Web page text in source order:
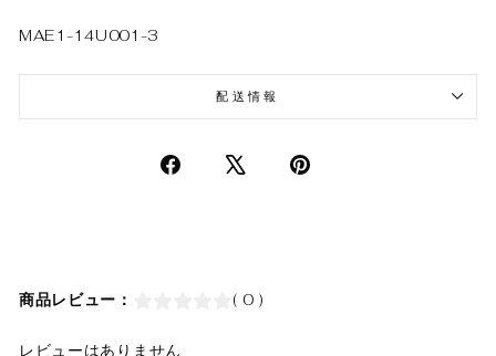
MAE1-14U001-3
配送情報
商品レビュー： ( 0 )
レビューはありません